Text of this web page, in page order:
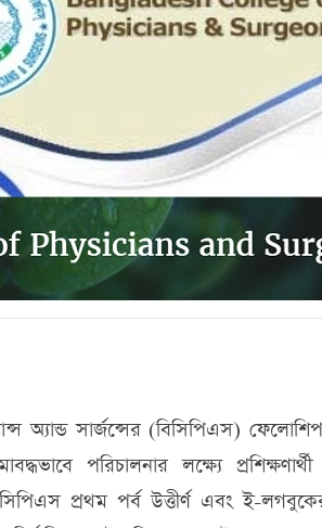
সার্জন্সের (বিসিপিএস)
পরিচালনার লক্ষ্যে
প্রথম পর্ব উত্তীর্ণ এবং ই-